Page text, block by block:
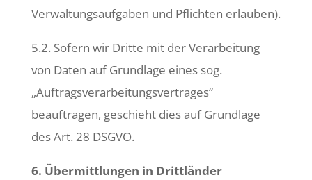
Verwaltungsaufgaben und Pflichten erlauben).
5.2. Sofern wir Dritte mit der Verarbeitung
von Daten auf Grundlage eines sog.
„Auftragsverarbeitungsvertrages“
beauftragen, geschieht dies auf Grundlage
des Art. 28 DSGVO.
6. Übermittlungen in Drittländer